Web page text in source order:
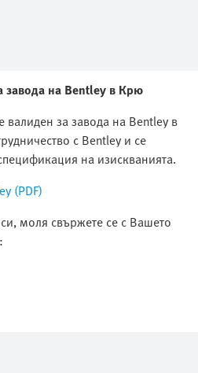
завода на Bentley в Крю
валиден за завода на Bentley в
с Bentley и се
на изискванията.
(PDF)
моля свържете се с Вашето